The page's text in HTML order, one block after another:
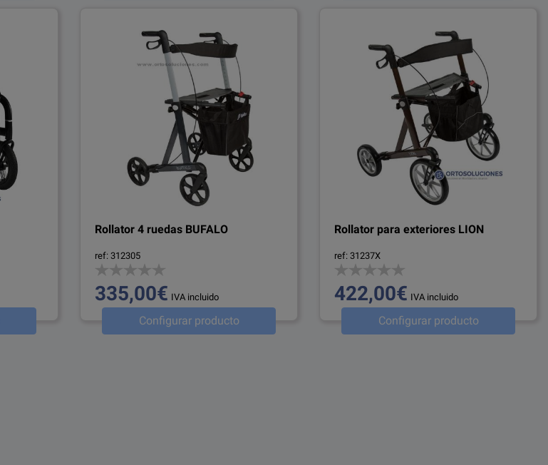
Rollator 4 ruedas BUFALO
ref: 312305
335,00€ IVA incluido
Configurar producto
Rollator para exteriores LION
ref: 31237X
422,00€ IVA incluido
Configurar producto